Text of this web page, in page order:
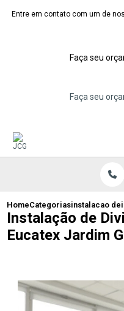
Entre em contato com um de
Faça seu
Faça seu
HomeCategoriasinstalacao
Instalação de
Eucatex Jardim